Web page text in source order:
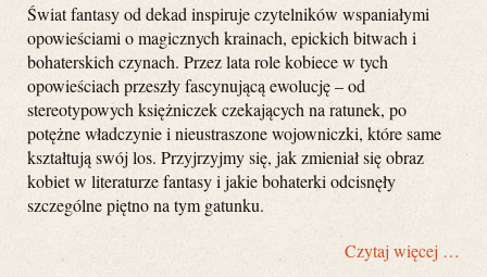
Świat fantasy od dekad inspiruje czytelników wspaniałymi
opowieściami o magicznych krainach, epickich bitwach i
bohaterskich czynach. Przez lata role kobiece w tych
opowieściach przeszły fascynującą ewolucję – od
stereotypowych księżniczek czekających na ratunek, po
potężne władczynie i nieustraszone wojowniczki, które same
kształtują swój los. Przyjrzyjmy się, jak zmieniał się obraz
kobiet w literaturze fantasy i jakie bohaterki odcisnęły
szczególne piętno na tym gatunku.
Czytaj więcej …